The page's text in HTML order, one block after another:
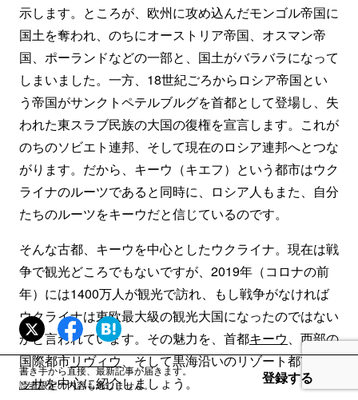
示します。ところが、欧州に攻め込んだモンゴル帝国に
国土を奪われ、のちにオーストリア帝国、オスマン帝
国、ポーランドなどの一部と、国土がバラバラになって
しまいました。一方、18世紀ごろからロシア帝国とい
う帝国がサンクトペテルブルグを首都として登場し、失
われた東スラブ民族の大国の復権を宣言します。これが
のちのソビエト連邦、そして現在のロシア連邦へとつな
がります。だから、キーウ（キエフ）という都市はウク
ライナのルーツであると同時に、ロシア人もまた、自分
たちのルーツをキーウだと信じているのです。
そんな古都、キーウを中心としたウクライナ。現在は戦
争で観光どころでもないですが、2019年（コロナの前
年）には1400万人が観光で訪れ、もし戦争がなければ
ウクライナは東欧最大級の観光大国になったのではない
かと言われています。その魅力を、首都キーウ、西部の
国際都市リヴィウ、そして黒海沿いのリゾート都市オデ
ッサを中心に紹介しましょう。
書き手から直接、最新記事が届きます。
読者限定の内容も逃しません。
登録する